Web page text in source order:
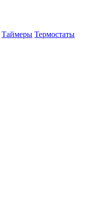
Таймеры Термостаты